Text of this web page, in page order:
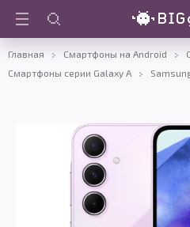
Главная Смартфоны на Android
Смартфоны серии Galaxy A